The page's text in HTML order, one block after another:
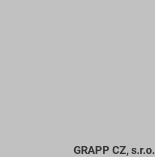
GRAPP CZ, s.r.o.